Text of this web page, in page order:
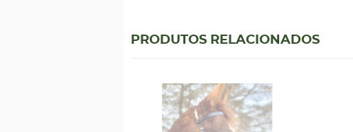
PRODUTOS RELACIONADOS